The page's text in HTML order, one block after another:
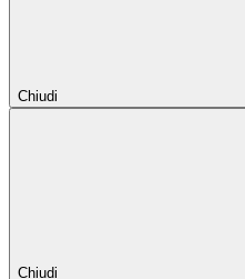
Chiudi
Chiudi